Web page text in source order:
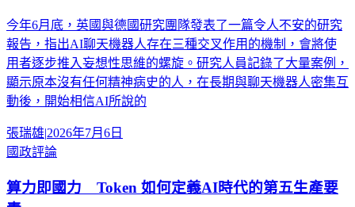
今年6月底，英國與德國研究團隊發表了一篇令人不安的研究
報告，指出AI聊天機器人存在三種交叉作用的機制，會將使
用者逐步推入妄想性思維的螺旋。研究人員記錄了大量案例，
顯示原本沒有任何精神病史的人，在長期與聊天機器人密集互
動後，開始相信AI所說的
張瑞雄|2026年7月6日
國政評論
算力即國力 Token 如何定義AI時代的第五生產要